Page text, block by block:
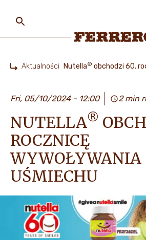
LUDZIE I PLANETA
NASZE MARKI I
PRACA W FERRERO
main
content
Aktualności Nutella® obchodzi 60.
Fri, 05/10/2024 - 12:00 2 min
NUTELLA®
ROCZNICĘ
WYWOŁYWANIA
UŚMIECHU